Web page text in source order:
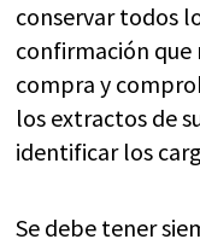
conservar todos
confirmación que
compra y
los extractos de
identificar los
Se debe tener